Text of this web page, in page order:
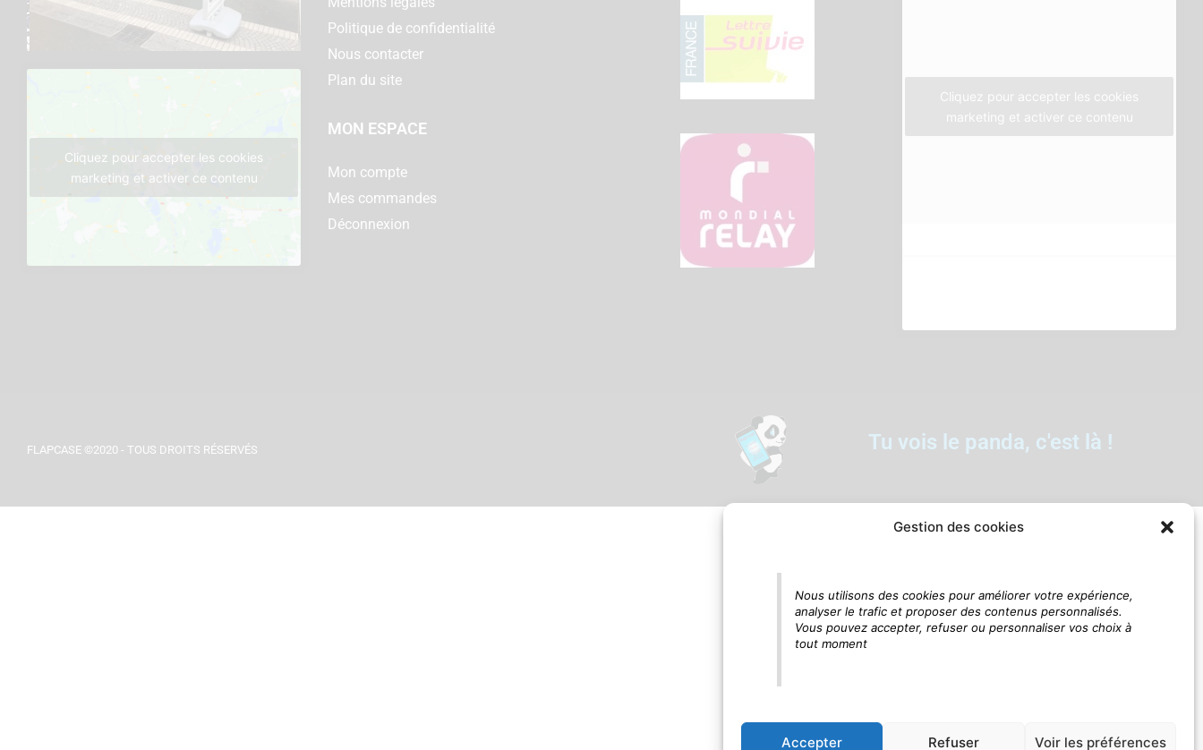
Gestion des cookies
Nous utilisons des cookies pour améliorer votre expérience,
analyser le trafic et proposer des contenus personnalisés.
Vous pouvez accepter, refuser ou personnaliser vos choix à
tout moment
Accepter Refuser Voir les préférences
Cliquez pour accepter les cookies
marketing et activer ce contenu
Politique de confidentialité
Nous contacter
Plan du site
MON ESPACE
Mon compte
Mes commandes
Déconnexion
m
Cliquez pour accepter les cookies
marketing et activer ce contenu
FLAPCASE ©2020 - TOUS DROITS RÉSERVÉS Tu vois le panda, c'est là !